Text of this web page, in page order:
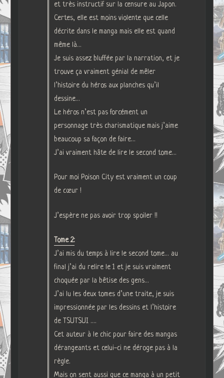
et très instructif sur la censure au Japon.
Certes, elle est moins violente que celle
décrite dans le manga mais elle est quand
même là…
Je suis assez bluffée par la narration, et je
trouve ça vraiment génial de mêler
l’histoire du héros aux planches qu’il
dessine…
Le héros n’est pas forcément un
personnage très charismatique mais j’aime
beaucoup sa façon de faire…
J’ai vraiment hâte de lire le second tome…
Pour moi Poison City est vraiment un coup
de cœur !
J’espère ne pas avoir trop spoiler !!
Tome 2:
J’ai mis du temps à lire le second tome… au
final j’ai du relire le 1 et je suis vraiment
choquée par la bêtise des gens…
J’ai lu les deux tomes d’une traite, je suis
impressionnée par les dessins et l’histoire
de TSUTSUI ….
Cet auteur à le chic pour faire des mangas
dérangeants et celui-ci ne déroge pas à la
règle.
Mais on sent aussi que ce manga à un petit